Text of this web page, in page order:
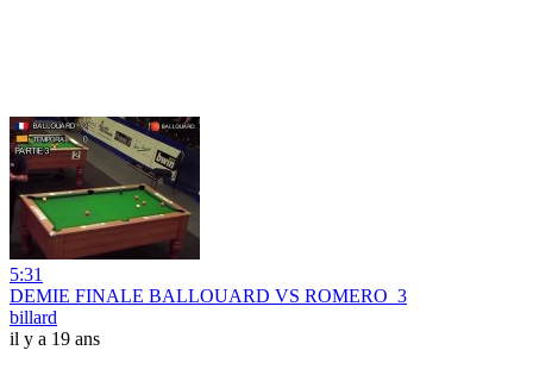
5:31
DEMIE FINALE BALLOUARD VS ROMERO_3
billard
il y a 19 ans